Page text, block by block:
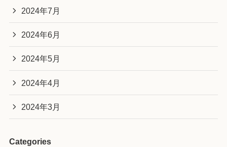
2024年7月
2024年6月
2024年5月
2024年4月
2024年3月
Categories